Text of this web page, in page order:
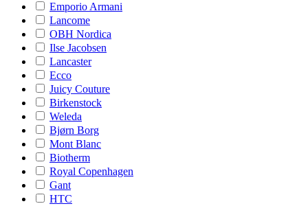
Emporio Armani
Lancome
OBH Nordica
Ilse Jacobsen
Lancaster
Ecco
Juicy Couture
Birkenstock
Weleda
Bjørn Borg
Mont Blanc
Biotherm
Royal Copenhagen
Gant
HTC